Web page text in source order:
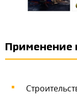
Применение